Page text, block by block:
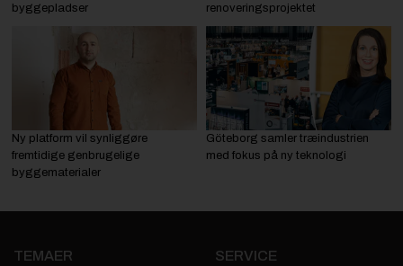
byggepladser
renoveringsprojektet
Ny platform vil synliggøre
fremtidige genbrugelige
byggematerialer
Göteborg samler træindustrien
med fokus på ny teknologi
TEMAER SERVICE